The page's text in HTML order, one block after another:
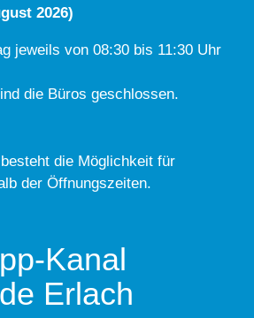
2026)
jeweils von 08:30 bis 11:30 Uhr
die Büros geschlossen.
die Möglichkeit für
der Öffnungszeiten.
Kanal
Erlach